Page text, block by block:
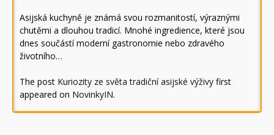
Asijská kuchyně je známá svou rozmanitostí, výraznými
chutěmi a dlouhou tradicí. Mnohé ingredience, které jsou
dnes součástí moderní gastronomie nebo zdravého
životního…
The post Kuriozity ze světa tradiční asijské výživy first
appeared on NovinkyIN.